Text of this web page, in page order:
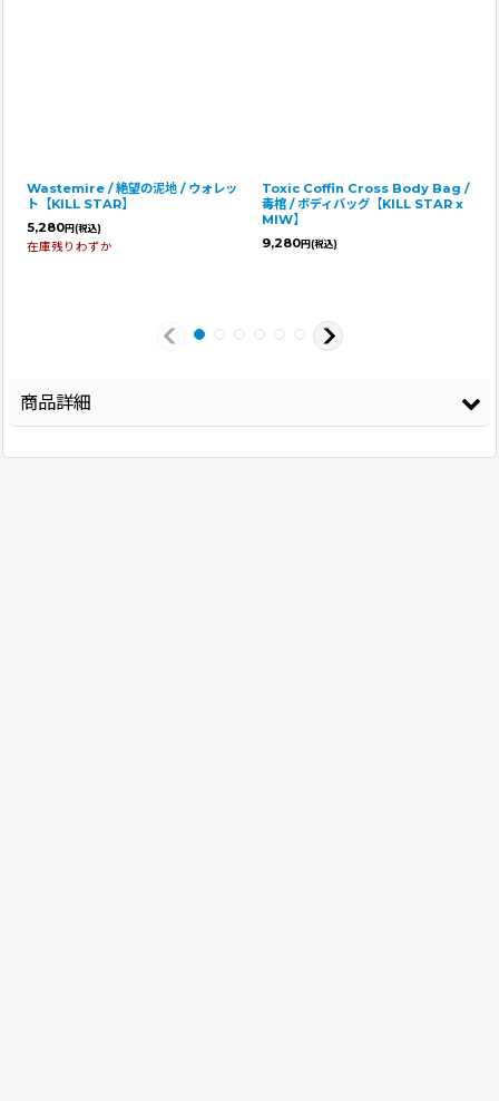
Wastemire / 絶望の泥地 / ウォレッ
ト【KILL STAR】
5,280円 (税込)
在庫残りわずか
Toxic Coffin Cross Body Bag /
毒棺 / ボディバッグ【KILL STAR x
MIW】
9,280円 (税込)
商品詳細
登録年 2026